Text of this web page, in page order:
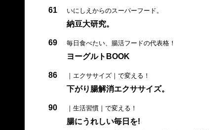
61 いにしえからのスーパーフード。
納豆大研究。
69 毎日食べたい、腸活フードの代表格！
ヨーグルトBOOK
86 ｜エクササイズ｜で変える！
下がり腸解消エクササイズ。
90 ｜生活習慣｜で変える！
腸にうれしい毎日を!